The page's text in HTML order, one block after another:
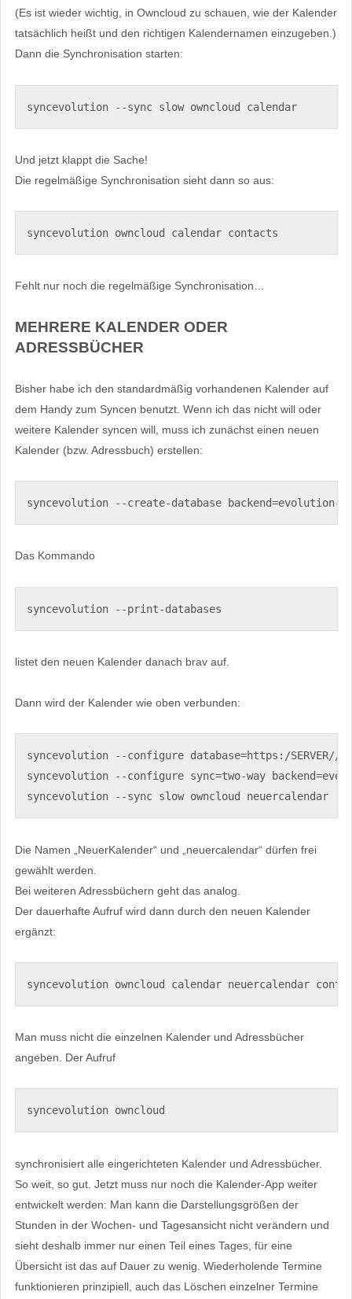
(Es ist wieder wichtig, in Owncloud zu schauen, wie der Kalender
tatsächlich heißt und den richtigen Kalendernamen einzugeben.)
Dann die Synchronisation starten:
syncevolution --sync slow owncloud calendar
Und jetzt klappt die Sache!
Die regelmäßige Synchronisation sieht dann so aus:
syncevolution owncloud calendar contacts
Fehlt nur noch die regelmäßige Synchronisation…
MEHRERE KALENDER ODER
ADRESSBÜCHER
Bisher habe ich den standardmäßig vorhandenen Kalender auf
dem Handy zum Syncen benutzt. Wenn ich das nicht will oder
weitere Kalender syncen will, muss ich zunächst einen neuen
Kalender (bzw. Adressbuch) erstellen:
syncevolution --create-database backend=evolution-
Das Kommando
syncevolution --print-databases
listet den neuen Kalender danach brav auf.
Dann wird der Kalender wie oben verbunden:
syncevolution --configure database=https:/SERVER//
syncevolution --configure sync=two-way
syncevolution --sync slow owncloud neuercalendar
Die Namen „NeuerKalender“ und „neuercalendar“ dürfen frei
gewählt werden.
Bei weiteren Adressbüchern geht das analog.
Der dauerhafte Aufruf wird dann durch den neuen Kalender
ergänzt:
syncevolution owncloud calendar neuercalendar
Man muss nicht die einzelnen Kalender und Adressbücher
angeben. Der Aufruf
syncevolution owncloud
synchronisiert alle eingerichteten Kalender und Adressbücher.
So weit, so gut. Jetzt muss nur noch die Kalender-App weiter
entwickelt werden: Man kann die Darstellungsgrößen der
Stunden in der Wochen- und Tagesansicht nicht verändern und
sieht deshalb immer nur einen Teil eines Tages, für eine
Übersicht ist das auf Dauer zu wenig. Wiederholende Termine
funktionieren prinzipiell, auch das Löschen einzelner Termine